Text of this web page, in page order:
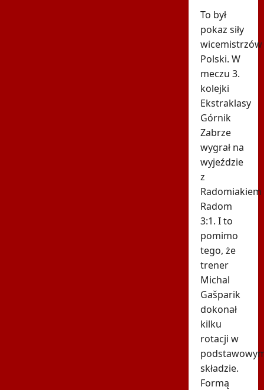
To był
pokaz siły
wicemistrzów
Polski. W
meczu 3.
kolejki
Ekstraklasy
Górnik
Zabrze
wygrał na
wyjeździe
z
Radomiakiem
Radom
3:1. I to
pomimo
tego, że
trener
Michal
Gašparik
dokonał
kilku
rotacji w
składzie.
Formą